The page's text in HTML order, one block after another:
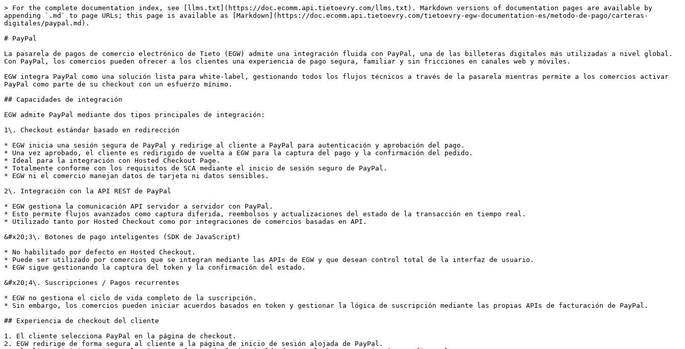
> For the complete documentation index, see [llms.txt](https://doc.ecomm.api.tietoevry.com/llms.txt). Markdown versions of documentation pages are available by
appending `.md` to page URLs; this page is available as [Markdown](https://doc.ecomm.api.tietoevry.com/tietoevry-egw-documentation-es/metodo-de-pago/carteras-
digitales/paypal.md).
# PayPal
La pasarela de pagos de comercio electrónico de Tieto (EGW) admite una integración fluida con PayPal, una de las billeteras digitales más utilizadas a nivel global.
Con PayPal, los comercios pueden ofrecer a los clientes una experiencia de pago segura, familiar y sin fricciones en canales web y móviles.
EGW integra PayPal como una solución lista para white-label, gestionando todos los flujos técnicos a través de la pasarela mientras permite a los comercios activar
PayPal como parte de su checkout con un esfuerzo mínimo.
## Capacidades de integración
EGW admite PayPal mediante dos tipos principales de integración:
1\. Checkout estándar basado en redirección
* EGW inicia una sesión segura de PayPal y redirige al cliente a PayPal para autenticación y aprobación del pago.
* Una vez aprobado, el cliente es redirigido de vuelta a EGW para la captura del pago y la confirmación del pedido.
* Ideal para la integración con Hosted Checkout Page.
* Totalmente conforme con los requisitos de SCA mediante el inicio de sesión seguro de PayPal.
* EGW ni el comercio manejan datos de tarjeta ni datos sensibles.
2\. Integración con la API REST de PayPal
* EGW gestiona la comunicación API servidor a servidor con PayPal.
* Esto permite flujos avanzados como captura diferida, reembolsos y actualizaciones del estado de la transacción en tiempo real.
* Utilizado tanto por Hosted Checkout como por integraciones de comercios basadas en API.
&#x20;3\. Botones de pago inteligentes (SDK de JavaScript)
* No habilitado por defecto en Hosted Checkout.
* Puede ser utilizado por comercios que se integran mediante las APIs de EGW y que desean control total de la interfaz de usuario.
* EGW sigue gestionando la captura del token y la confirmación del estado.
&#x20;4\. Suscripciones / Pagos recurrentes
* EGW no gestiona el ciclo de vida completo de la suscripción.
* Sin embargo, los comercios pueden iniciar acuerdos basados en token y gestionar la lógica de suscripción mediante las propias APIs de facturación de PayPal.
## Experiencia de checkout del cliente
1. El cliente selecciona PayPal en la página de checkout.
2. EGW redirige de forma segura al cliente a la página de inicio de sesión alojada de PayPal.